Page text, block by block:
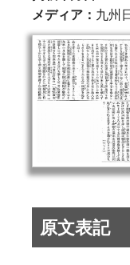
メディア： 九州
原文表記